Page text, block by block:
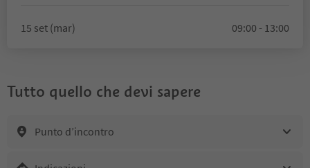
15 set (mar) 09:00 - 13:00
Tutto quello che devi sapere
Punto d’incontro